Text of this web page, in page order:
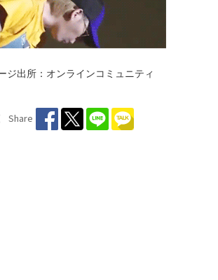
ジ出所：オンラインコミュニティ
Share